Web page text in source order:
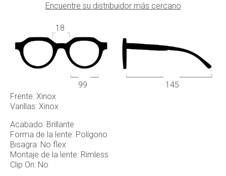
Frente: Xinox
Varillas: Xinox
Acabado: Brillante
Forma de la lente: Polígono
Bisagra: No flex
Montaje de la lente: Rimless
Clip On: No
Encuentre su distribuidor más cercano
99
18
145